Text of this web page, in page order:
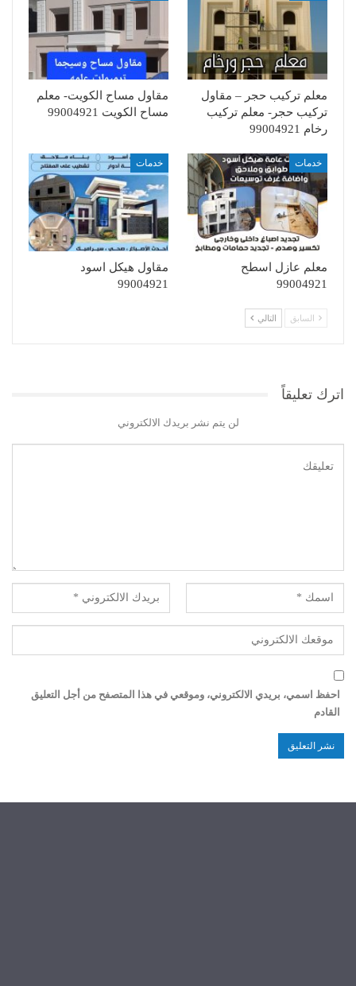
معلم تركيب حجر – مقاول
تركيب حجر- معلم تركيب
رخام 99004921
مقاول مساح الكويت- معلم
مساح الكويت 99004921
خدمات
معلم عازل اسطح
99004921
خدمات
مقاول هيكل اسود
99004921
السابق التالي
اترك تعليقاً
لن يتم نشر بريدك الالكتروني
احفظ اسمي، بريدي الالكتروني، وموقعي في هذا المتصفح من أجل التعليق
القادم